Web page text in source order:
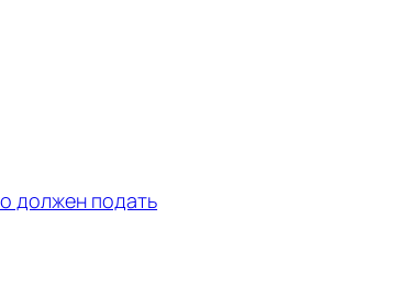
должен подать